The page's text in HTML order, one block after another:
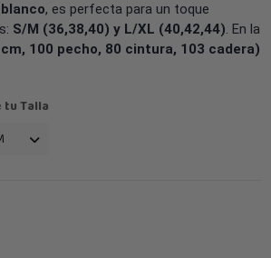
, es perfecta para un toque
S/M (36,38,40) y L/XL (40,42,44). En la
100 pecho, 80 cintura, 103 cadera)
tu Talla